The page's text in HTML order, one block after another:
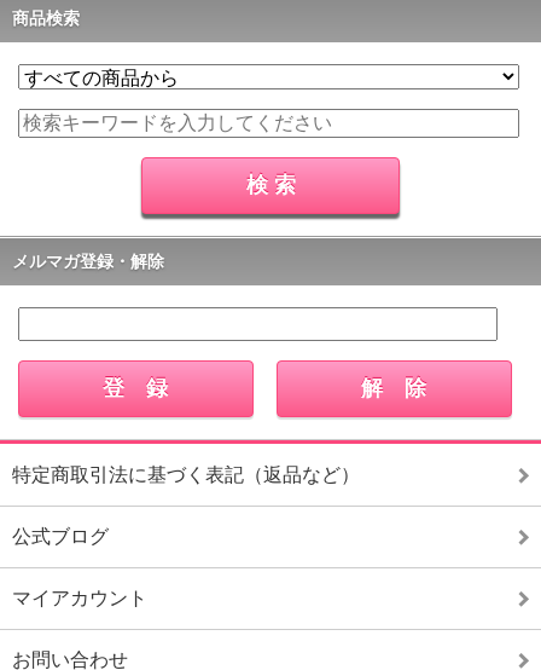
商品検索
メルマガ登録・解除
特定商取引法に基づく表記（返品など）
公式ブログ
マイアカウント
お問い合わせ